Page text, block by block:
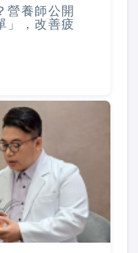
營養師公開
」，改善疲